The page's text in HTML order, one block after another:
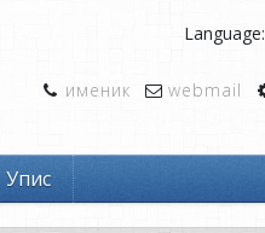
Language:
именик webmail
Упис